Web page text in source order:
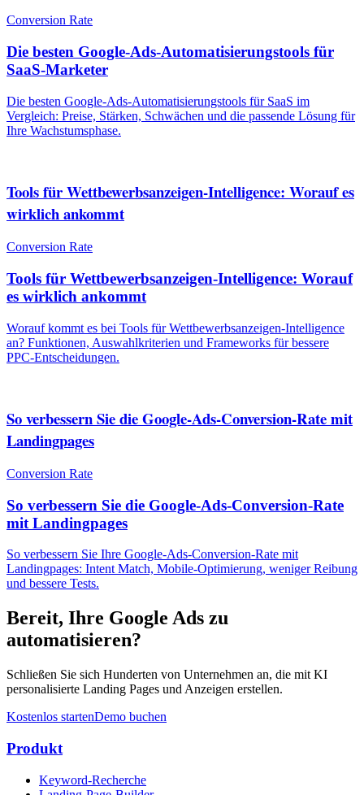
Conversion Rate
Die besten Google-Ads-Automatisierungstools für
SaaS-Marketer
Die besten Google-Ads-Automatisierungstools für SaaS im
Vergleich: Preise, Stärken, Schwächen und die passende Lösung für
Ihre Wachstumsphase.
Tools für Wettbewerbsanzeigen-Intelligence: Worauf es
wirklich ankommt
Conversion Rate
Tools für Wettbewerbsanzeigen-Intelligence: Worauf
es wirklich ankommt
Worauf kommt es bei Tools für Wettbewerbsanzeigen-Intelligence
an? Funktionen, Auswahlkriterien und Frameworks für bessere
PPC-Entscheidungen.
So verbessern Sie die Google-Ads-Conversion-Rate mit
Landingpages
Conversion Rate
So verbessern Sie die Google-Ads-Conversion-Rate
mit Landingpages
So verbessern Sie Ihre Google-Ads-Conversion-Rate mit
Landingpages: Intent Match, Mobile-Optimierung, weniger Reibung
und bessere Tests.
Bereit, Ihre Google Ads zu
automatisieren?
Schließen Sie sich Hunderten von Unternehmen an, die mit KI
personalisierte Landing Pages und Anzeigen erstellen.
Kostenlos startenDemo buchen
Produkt
Keyword-Recherche